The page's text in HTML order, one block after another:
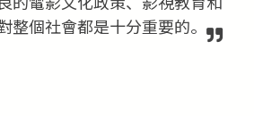
整個社會都是十分重要的。